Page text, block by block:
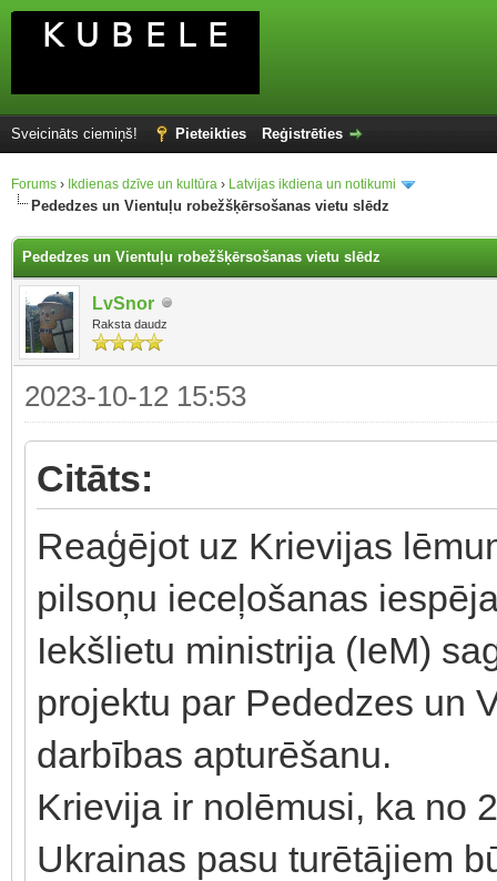
Sveicināts ciemiņš! Pieteikties Reģistrēties
Forums › Ikdienas dzīve un kultūra › Latvijas ikdiena un notikumi
Pededzes un Vientuļu robežšķērsošanas vietu slēdz
Pededzes un Vientuļu robežšķērsošanas vietu slēdz
LvSnor
Raksta daudz
2023-10-12 15:53
Citāts:
Reaģējot uz Krievijas
pilsoņu ieceļošanas
Iekšlietu ministrija (IeM)
projektu par Pededzes un
darbības apturēšanu.
Krievija ir nolēmusi, ka no
Ukrainas pasu turētājiem